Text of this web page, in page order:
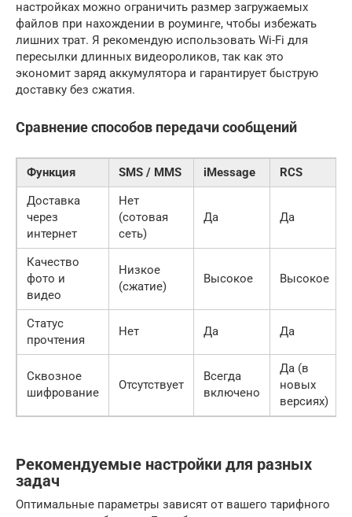
настройках можно ограничить размер загружаемых
файлов при нахождении в роуминге, чтобы избежать
лишних трат. Я рекомендую использовать Wi-Fi для
пересылки длинных видеороликов, так как это
экономит заряд аккумулятора и гарантирует быструю
доставку без сжатия.
Сравнение способов передачи сообщений
Функция SMS / MMS iMessage
RCS
Доставка
через
интернет
Нет
(сотовая
сеть)
Да Да
Качество
фото и
видео
Низкое
(сжатие)
Высокое Высокое
Статус
прочтения
Нет Да Да
Сквозное
шифрование
Отсутствует
Всегда
включено
Да (в
новых
версиях)
Рекомендуемые настройки для разных
задач
Оптимальные параметры зависят от вашего тарифного